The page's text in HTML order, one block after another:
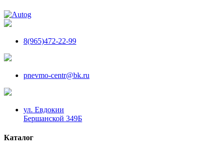
8(965)472-22-99
pnevmo-centr@bk.ru
ул. Евдокии
Бершанской 349Б
Каталог